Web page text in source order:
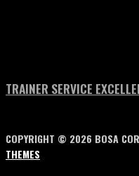
TRAINER SERVICE
COPYRIGHT © 2026 BOSA
THEMES